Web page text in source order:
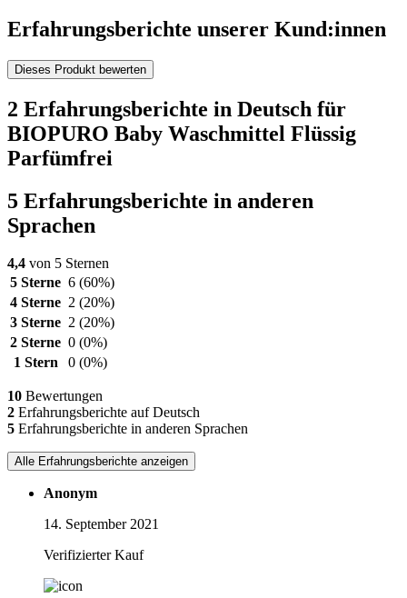
Erfahrungsberichte unserer Kund:innen
Dieses Produkt bewerten
2 Erfahrungsberichte in Deutsch für
BIOPURO Baby Waschmittel Flüssig
Parfümfrei
5 Erfahrungsberichte in anderen
Sprachen
4,4 von 5 Sternen
5 Sterne 6 (60%)
4 Sterne 2 (20%)
3 Sterne 2 (20%)
2 Sterne 0 (0%)
1 Stern
0 (0%)
10 Bewertungen
2 Erfahrungsberichte auf Deutsch
5 Erfahrungsberichte in anderen Sprachen
Alle Erfahrungsberichte anzeigen
Anonym
14. September 2021
Verifizierter Kauf